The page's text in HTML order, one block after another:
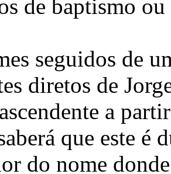
de baptismo
seguidos de
diretos de
a
que este é
do nome